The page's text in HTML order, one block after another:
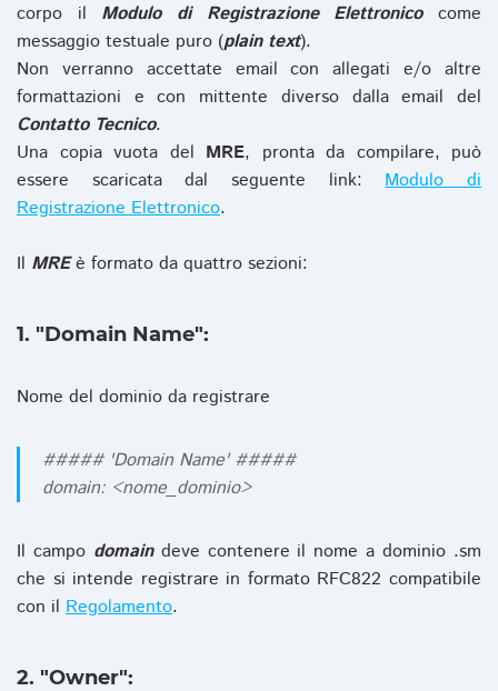
corpo il Modulo di Registrazione Elettronicocome
messaggio testuale puro (plain text).
Non verranno accettate email con allegati e/o altre
formattazioni e con mittente diverso dalla email del
Contatto Tecnico.
Una copia vuota del MRE, pronta da compilare, può
essere scaricata dal seguente link:Modulo di
Registrazione Elettronico.
Il MREè formato da quattro sezioni:
1. "Domain Name":
Nome del dominio da registrare
##### 'Domain Name' #####
domain: <nome_dominio>
Il campo domaindeve contenere il nome a dominio .sm
che si intende registrare in formato RFC822 compatibile
con il Regolamento.
2. "Owner":